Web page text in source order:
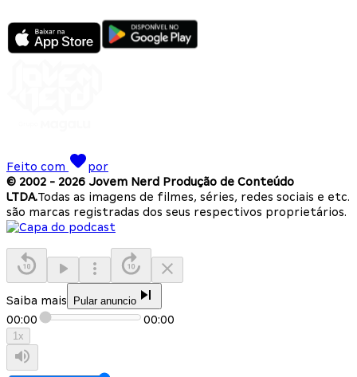
Feito com
por
© 2002 - 2026 Jovem Nerd Produção de Conteúdo
LTDA.Todas as imagens de filmes, séries, redes sociais e etc.
são marcas registradas dos seus respectivos proprietários.
Saiba mais Pular anuncio
00:00 00:00
1x